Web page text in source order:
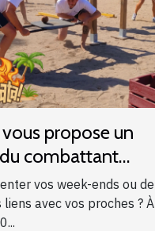
propose un
combattant
près d’Aix-en-
!
vos week-ends ou de
avec vos proches ? À